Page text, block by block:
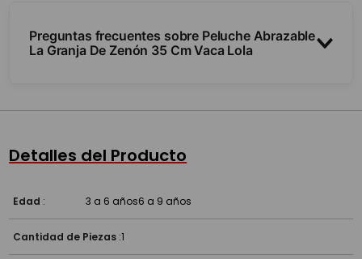
Preguntas frecuentes sobre Peluche Abrazable
La Granja De Zenón 35 Cm Vaca Lola
Detalles del Producto
Edad : 3 a 6 años6 a 9 años
Cantidad de Piezas :1